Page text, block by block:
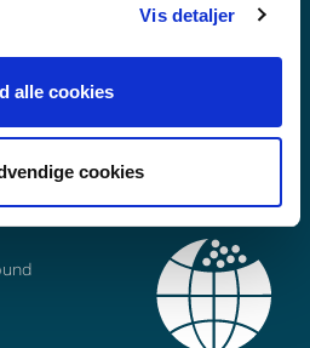
Vis detaljer
alle cookies
cookies